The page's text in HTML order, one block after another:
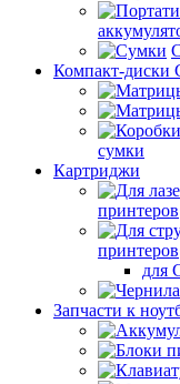
Компакт-диски
сумки
Картриджи
принтеров
принтеров
для
Запчасти к